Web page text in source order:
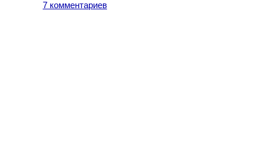
7 комментариев